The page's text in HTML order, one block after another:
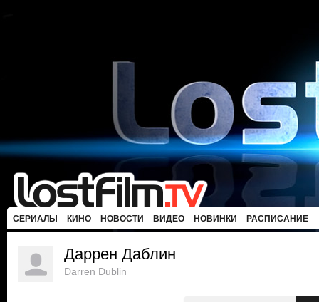
СЕРИАЛЫ КИНО НОВОСТИ ВИДЕО НОВИНКИ РАСПИСАНИЕ
Даррен Даблин
Darren Dublin